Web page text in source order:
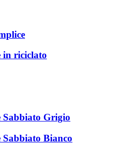
in riciclato
Sabbiato Grigio
Sabbiato Bianco